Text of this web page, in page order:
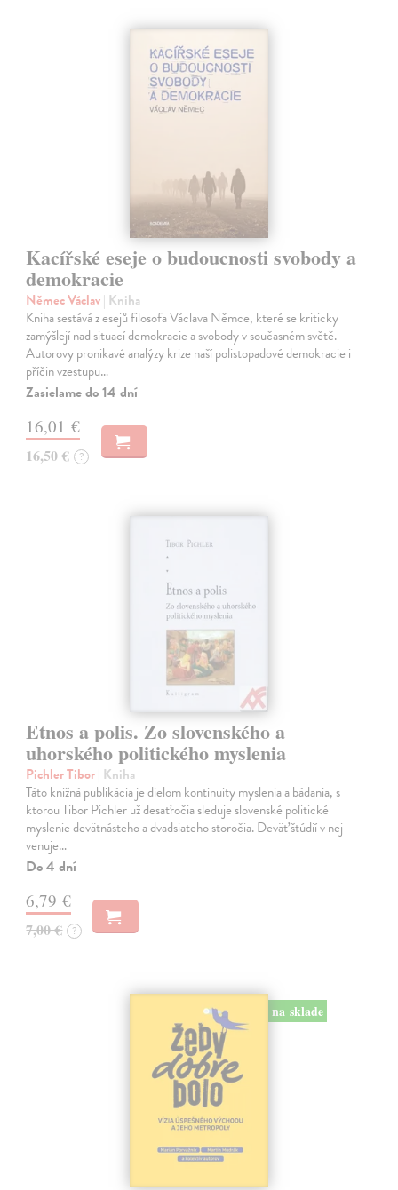
Kacířské eseje o budoucnosti svobody a
demokracie
Němec Václav| Kniha
Kniha sestává z esejů filosofa Václava Němce, které se kriticky
zamýšlejí nad situací demokracie a svobody v současném světě.
Autorovy pronikavé analýzy krize naší polistopadové demokracie i
příčin vzestupu…
Zasielame do 14 dní
16,01 €
16,50 € ?
Etnos a polis. Zo slovenského a
uhorského politického myslenia
Pichler Tibor| Kniha
Táto knižná publikácia je dielom kontinuity myslenia a bádania, s
ktorou Tibor Pichler už desaťročia sleduje slovenské politické
myslenie devätnásteho a dvadsiateho storočia. Deväť štúdií v nej
venuje…
Do 4 dní
6,79 €
7,00 € ?
na sklade